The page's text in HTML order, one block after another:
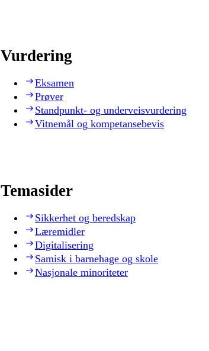
Vurdering
Eksamen
Prøver
Standpunkt- og underveisvurdering
Vitnemål og kompetansebevis
Temasider
Sikkerhet og beredskap
Læremidler
Digitalisering
Samisk i barnehage og skole
Nasjonale minoriteter